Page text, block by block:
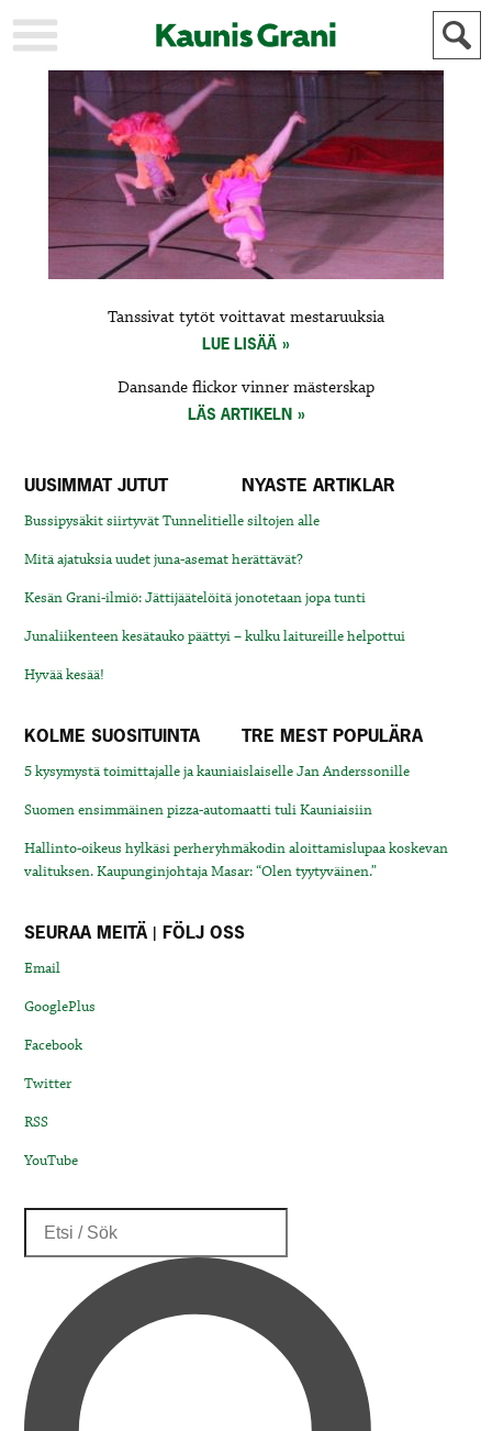
KAUPUNKI
STADEN
AJANKOHTAISTA
AKTUELLT
URHEILU
IDROTT
KULTTUURI
KULTUR
HISTORIA
HISTORIA
YLEINEN
ALLMÄN
MAINOSTAJILLE
FÖR
ANNONSÖRER
Tanssivat tytöt voittavat mestaruuksia
LUE LISÄÄ
Dansande flickor vinner mästerskap
LÄS ARTIKELN
UUSIMMAT JUTUT NYASTE ARTIKLAR
Bussipysäkit siirtyvät Tunnelitielle siltojen alle
Mitä ajatuksia uudet juna-asemat herättävät?
Kesän Grani-ilmiö: Jättijäätelöitä jonotetaan jopa tunti
Junaliikenteen kesätauko päättyi – kulku laitureille helpottui
Hyvää kesää!
KOLME SUOSITUINTA TRE MEST POPULÄRA
5 kysymystä toimittajalle ja kauniaislaiselle Jan Anderssonille
Suomen ensimmäinen pizza-automaatti tuli Kauniaisiin
Hallinto-oikeus hylkäsi perheryhmäkodin aloittamislupaa koskevan
valituksen. Kaupunginjohtaja Masar: “Olen tyytyväinen.”
SEURAA MEITÄ | FÖLJ OSS
Email
GooglePlus
Facebook
Twitter
RSS
YouTube